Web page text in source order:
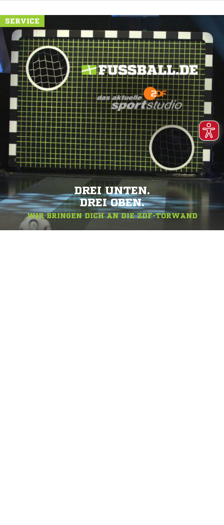
SERVICE
DREI UNTEN.
DREI OBEN.
WIR BRINGEN DICH AN DIE ZDF-TORWAND